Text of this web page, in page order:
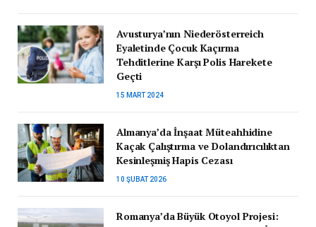
Avusturya’nın Niederösterreich
Eyaletinde Çocuk Kaçırma
Tehditlerine Karşı Polis Harekete
Geçti
15 MART 2024
Almanya’da İnşaat Müteahhidine
Kaçak Çalıştırma ve Dolandırıcılıktan
Kesinleşmiş Hapis Cezası
10 ŞUBAT 2026
Romanya’da Büyük Otoyol Projesi: